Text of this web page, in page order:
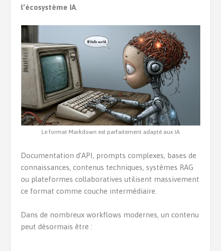
l’écosystème IA
Le format Markdown est parfaitement adapté aux IA
Documentation d’API, prompts complexes, bases de
connaissances, contenus techniques, systèmes RAG
ou plateformes collaboratives utilisent massivement
ce format comme couche intermédiaire.
Dans de nombreux workflows modernes, un contenu
peut désormais être :